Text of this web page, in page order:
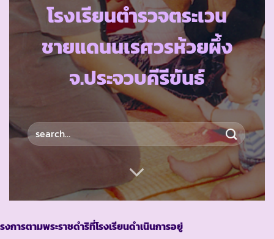
โรงเรียนตำรวจตระเวน
ชายแดนนเรศวรห้วยผึ้ง
จ.ประจวบคีรีขันธ์
งการตามพระราชดำริที่โรงเรียนดำเนินการอยู่